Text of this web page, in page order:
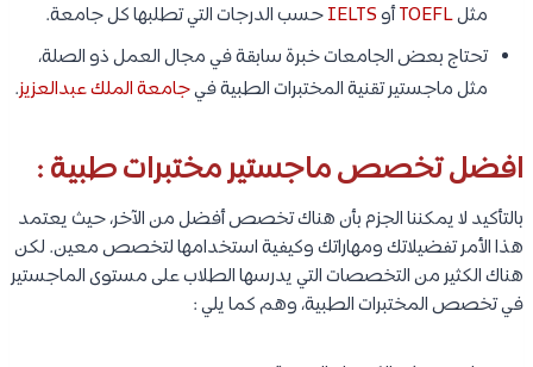
مثلTOEFLأوIELTSحسب الدرجات التي تطلبها كل جامعة.
تحتاج بعض الجامعات خبرة سابقة في مجال العمل ذو الصلة،
مثل ماجستير تقنية المختبرات الطبية فيجامعة الملك عبدالعزيز.
افضل تخصص ماجستير مختبرات طبية :
بالتأكيد لا يمكننا الجزم بأن هناك تخصص أفضل من الآخر، حيث يعتمد
هذا الأمر تفضيلاتك ومهاراتك وكيفية استخدامها لتخصص معين. لكن
هناك الكثير من التخصصات التي يدرسها الطلاب على مستوى الماجستير
في تخصص المختبرات الطبية، وهم كما يلي :